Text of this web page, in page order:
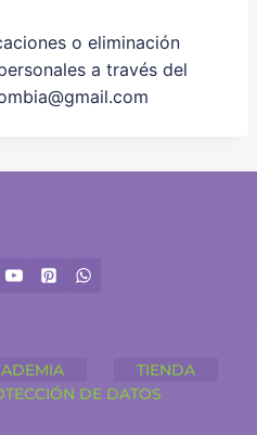
o eliminación
a través del
TIENDA
DE DATOS